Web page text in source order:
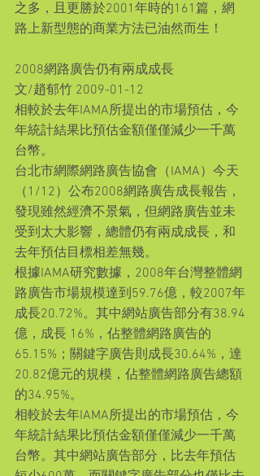
之多，且更勝於2001年時的161篇，網
路上新型態的商業方法已油然而生！
2008網路廣告仍有兩成成長
文/趙郁竹 2009-01-12
相較於去年IAMA所提出的市場預估，今
年統計結果比預估金額僅僅減少一千萬
台幣。
台北市網際網路廣告協會（IAMA）今天
（1/12）公布2008網路廣告成長報告，
發現雖然經濟不景氣，但網路廣告並未
受到太大影響，總體仍有兩成成長，和
去年預估目標相差無幾。
根據IAMA研究數據，2008年台灣整體網
路廣告市場規模達到59.76億，較2007年
成長20.72%。其中網站廣告部分有38.94
億，成長 16%，佔整體網路廣告的
65.15%；關鍵字廣告則成長30.64%，達
20.82億元的規模，佔整體網路廣告總額
的34.95%。
相較於去年IAMA所提出的市場預估，今
年統計結果比預估金額僅僅減少一千萬
台幣。其中網站廣告部分，比去年預估